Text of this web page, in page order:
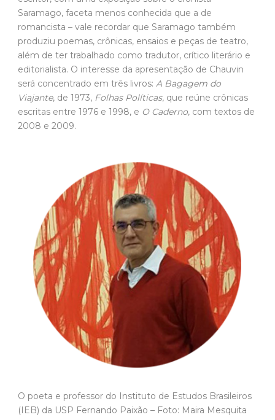
Saramago, faceta menos conhecida que a de
romancista – vale recordar que Saramago também
produziu poemas, crônicas, ensaios e peças de teatro,
além de ter trabalhado como tradutor, crítico literário e
editorialista. O interesse da apresentação de Chauvin
será concentrado em três livros: A Bagagem do
Viajante, de 1973, Folhas Políticas, que reúne crônicas
escritas entre 1976 e 1998, e O Caderno, com textos de
2008 e 2009.
O poeta e professor do Instituto de Estudos Brasileiros
(IEB) da USP Fernando Paixão – Foto: Maira Mesquita